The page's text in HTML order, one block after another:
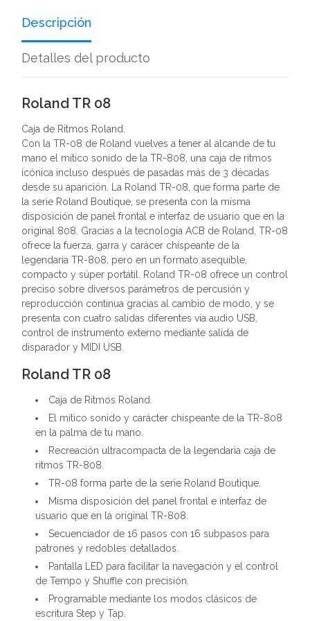
Descripción
Detalles del producto
Roland TR 08
Caja de Ritmos Roland.
Con la TR-08 de Roland vuelves a tener al alcande de tu
mano el mítico sonido de la TR-808, una caja de ritmos
icónica incluso después de pasadas más de 3 décadas
desde su aparición. La Roland TR-08, que forma parte de
la serie Roland Boutique, se presenta con la misma
disposición de panel frontal e interfaz de usuario que en la
original 808. Gracias a la tecnología ACB de Roland, TR-08
ofrece la fuerza, garra y carácer chispeante de la
legendaria TR-808, pero en un formato asequible,
compacto y súper portátil. Roland TR-08 ofrece un control
preciso sobre diversos parámetros de percusión y
reproducción continua gracias al cambio de modo, y se
presenta con cuatro salidas diferentes vía audio USB,
control de instrumento externo mediante salida de
disparador y MIDI USB.
Roland TR 08
Caja de Ritmos Roland.
El mítico sonido y carácter chispeante de la TR-808
en la palma de tu mano.
Recreación ultracompacta de la legendaria caja de
ritmos TR-808.
TR-08 forma parte de la serie Roland Boutique.
Misma disposición del panel frontal e interfaz de
usuario que en la original TR-808.
Secuenciador de 16 pasos con 16 subpasos para
patrones y redobles detallados.
Pantalla LED para facilitar la navegación y el control
de Tempo y Shuffle con precisión.
Programable mediante los modos clásicos de
escritura Step y Tap.